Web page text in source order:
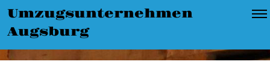
Umzugsunternehmen
Augsburg